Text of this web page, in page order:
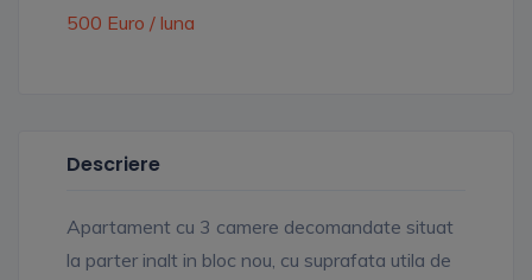
500 Euro / luna
Descriere
Apartament cu 3 camere decomandate situat
la parter inalt in bloc nou, cu suprafata utila de